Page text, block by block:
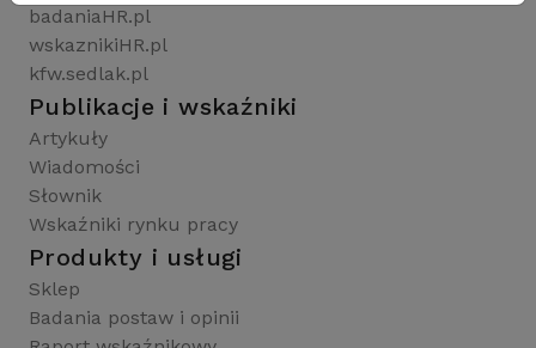
badaniaHR.pl
wskaznikiHR.pl
kfw.sedlak.pl
Publikacje i wskaźniki
Artykuły
Wiadomości
Słownik
Wskaźniki rynku pracy
Produkty i usługi
Sklep
Badania postaw i opinii